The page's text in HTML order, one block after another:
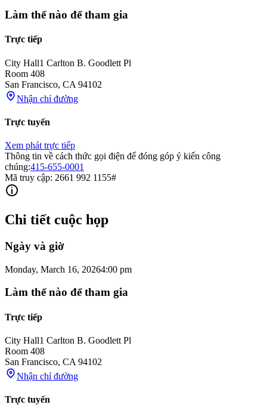
Làm thế nào để tham gia
Trực tiếp
City Hall1 Carlton B. Goodlett Pl
Room 408
San Francisco, CA 94102
Nhận chỉ đường
Trực tuyến
Xem phát trực tiếp
Thông tin về cách thức gọi điện để đóng góp ý kiến ​​công
chúng:415-655-0001
Mã truy cập: 2661 992 1155#
Chi tiết cuộc họp
Ngày và giờ
Monday, March 16, 20264:00 pm
Làm thế nào để tham gia
Trực tiếp
City Hall1 Carlton B. Goodlett Pl
Room 408
San Francisco, CA 94102
Nhận chỉ đường
Trực tuyến